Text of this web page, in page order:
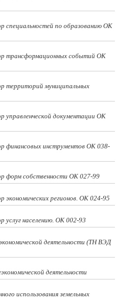
специальностей по образованию ОК
трансформационных событий ОК
территорий муниципальных
управленческой документации ОК
финансовых инструментов OK 038-
форм собственности ОК 027-99
экономических регионов. ОК 024-95
услуг населению. ОК 002-93
деятельности (ТН ВЭД
деятельности
использования земельных